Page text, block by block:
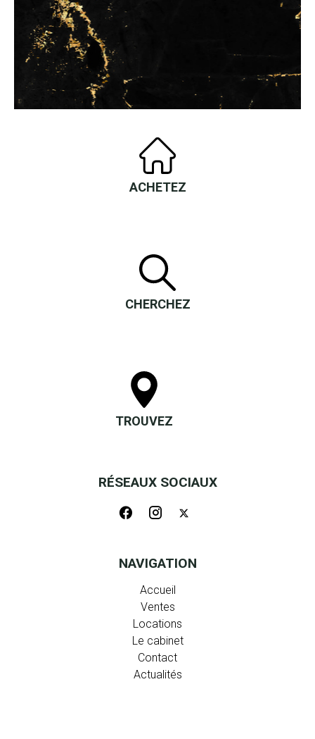
ACHETEZ
CHERCHEZ
TROUVEZ
RÉSEAUX SOCIAUX
NAVIGATION
Accueil
Ventes
Locations
Le cabinet
Contact
Actualités